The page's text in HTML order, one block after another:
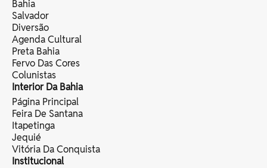
Bahia
Salvador
Diversão
Agenda Cultural
Preta Bahia
Fervo Das Cores
Colunistas
Interior Da Bahia
Página Principal
Feira De Santana
Itapetinga
Jequié
Vitória Da Conquista
Institucional